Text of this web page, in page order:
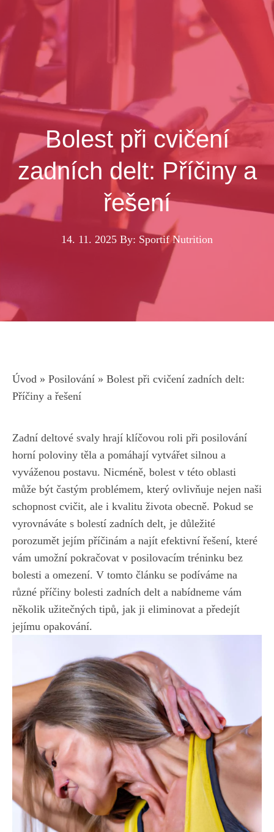
Bolest při cvičení
zadních delt: Příčiny a
řešení
14. 11. 2025 By: Sportif Nutrition
Úvod » Posilování » Bolest při cvičení zadních delt:
Příčiny a řešení
Zadní deltové svaly hrají klíčovou roli při posilování
horní poloviny těla a pomáhají vytvářet silnou a
vyváženou postavu. Nicméně, bolest v této oblasti
může být častým problémem, který ovlivňuje nejen naši
schopnost cvičit, ale i kvalitu života obecně. Pokud se
vyrovnáváte s bolestí zadních delt, je důležité
porozumět jejím příčinám a najít efektivní řešení, které
vám umožní pokračovat v posilovacím tréninku bez
bolesti a omezení. V tomto článku se podíváme na
různé příčiny bolesti zadních delt a nabídneme vám
několik užitečných tipů, jak ji eliminovat a předejít
jejímu opakování.